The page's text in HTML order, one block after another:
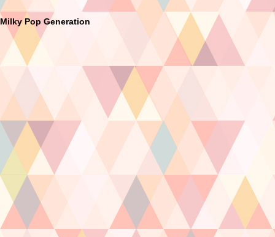
Milky Pop Generation